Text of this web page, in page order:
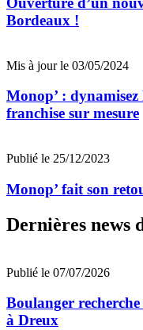
Bordeaux !
Mis à jour le 03/05/2024
Monop’ :
franchise sur mesure
Publié le 25/12/2023
Monop’ fait son
Dernières news
Publié le 07/07/2026
Boulanger
à Dreux